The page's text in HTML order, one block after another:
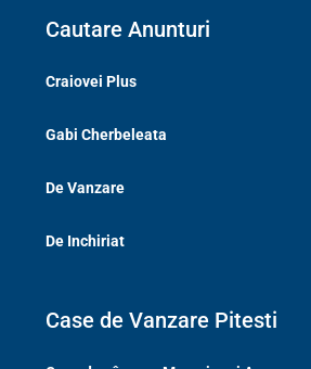
Cautare Anunturi
Craiovei Plus
Gabi Cherbeleata
De Vanzare
De Inchiriat
Case de Vanzare Pitesti